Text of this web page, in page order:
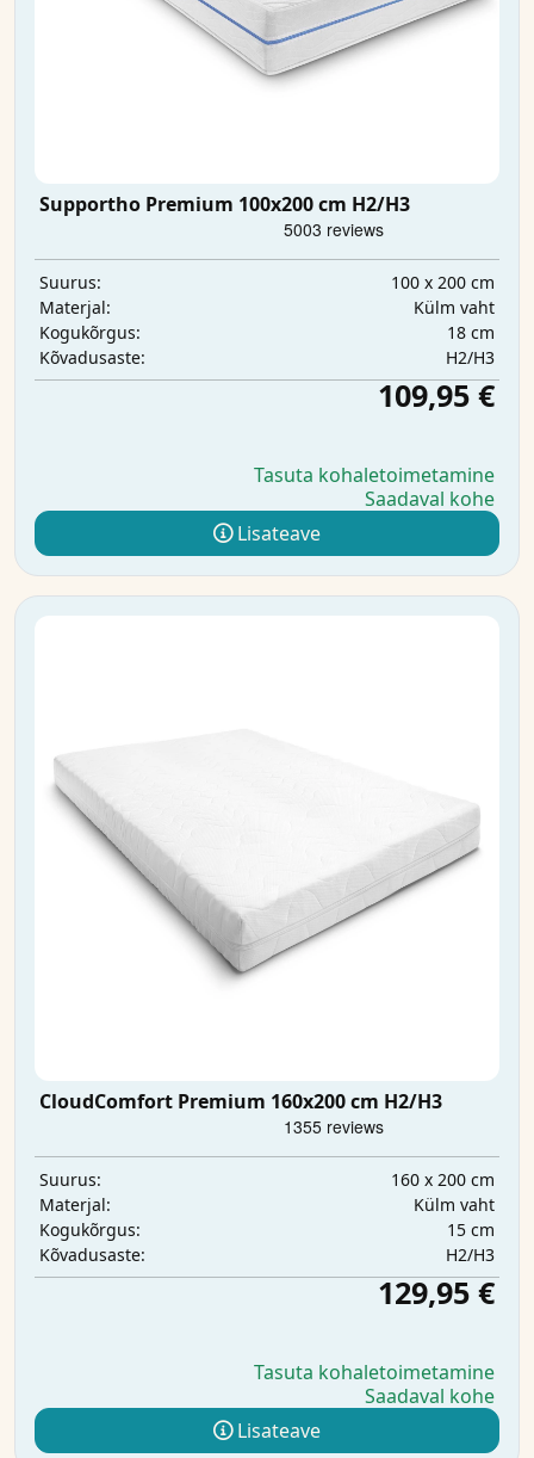
Supportho Premium 100x200 cm H2/H3
Suurus:
100 x 200 cm
Materjal:
Külm vaht
Kogukõrgus:
18 cm
Kõvadusaste:
H2/H3
109,95 €
Tasuta kohaletoimetamine
Saadaval kohe
Lisateave
CloudComfort Premium 160x200 cm H2/H3
Suurus:
160 x 200 cm
Materjal:
Külm vaht
Kogukõrgus:
15 cm
Kõvadusaste:
H2/H3
129,95 €
Tasuta kohaletoimetamine
Saadaval kohe
Lisateave